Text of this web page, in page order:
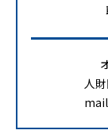
人
mail